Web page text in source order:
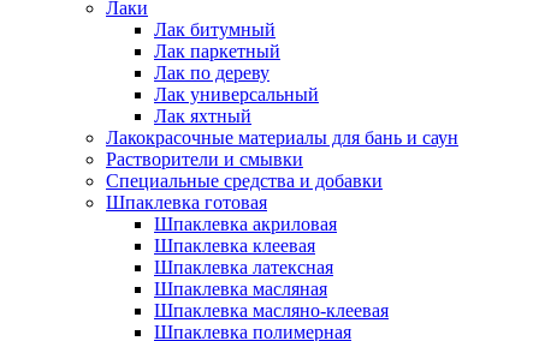
Лаки
Лак битумный
Лак паркетный
Лак по дереву
Лак универсальный
Лак яхтный
Лакокрасочные материалы для бань и саун
Растворители и смывки
Специальные средства и добавки
Шпаклевка готовая
Шпаклевка акриловая
Шпаклевка клеевая
Шпаклевка латексная
Шпаклевка масляная
Шпаклевка масляно-клеевая
Шпаклевка полимерная